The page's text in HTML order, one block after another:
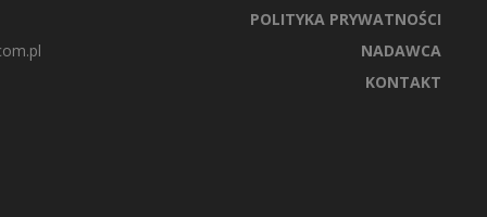
POLITYKA PRYWATNOŚCI
NADAWCA
KONTAKT